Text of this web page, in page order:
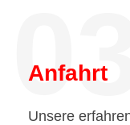
03.
Anfahrt
Unsere